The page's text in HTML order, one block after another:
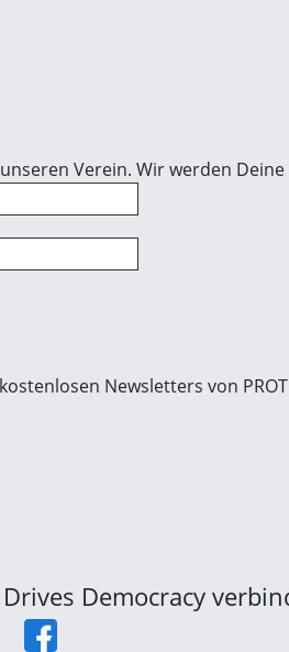
Verein. Wir werden
Newsletters von
Democracy